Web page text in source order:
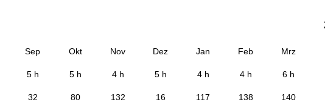
Sep Okt Nov Dez Jan Feb Mrz
5 h 5 h 4 h 5 h 4 h 4 h 6 h
32 80 132 16 117 138 140